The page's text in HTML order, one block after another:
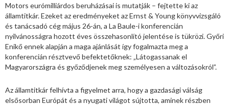
Motors eurómilliárdos beruházásai is mutatják – fejtette ki az
államtitkár. Ezeket az eredményeket az Ernst & Young könyvvizsgáló
és tanácsadó cég május 26-án, a La Baule-i konferencián
nyilvánosságra hozott éves összehasonlító jelentése is tükrözi. Győri
Enikő ennek alapján a maga ajánlását így fogalmazta meg a
konferencián résztvevő befektetőknek: „Látogassanak el
Magyarországra és győződjenek meg személyesen a változásokról”.
Az államtitkár felhívta a figyelmet arra, hogy a gazdasági válság
elsősorban Európát és a nyugati világot sújtotta, aminek részben